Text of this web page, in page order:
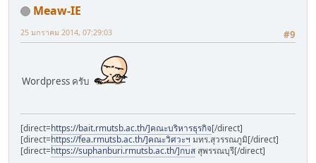
Meaw-IE
#9
25 มกราคม 2014, 07:29:03
Wordpress ครับ
[direct=https://bait.rmutsb.ac.th/]คณะบริหารธุรกิจ[/direct]
[direct=https://fea.rmutsb.ac.th/]คณะวิศวะฯ มทร.สุวรรณภูมิ[/direct]
[direct=https://suphanburi.rmutsb.ac.th/]กบส สุพรรณบุรี[/direct]